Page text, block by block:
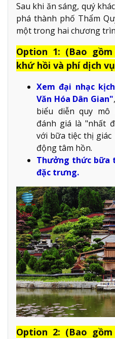
Sau khi ăn sáng, quý
phá thành phố Thẩm
một trong hai chương
Option 1: (Bao
khứ hồi và phí dịch
Xem đại nhạc
Văn Hóa Dân Gian"
biểu diễn quy mô
đánh giá là "nhất
với bữa tiệc thị giác
động tâm hồn.
Thưởng thức bữa
đặc trưng.
Option 2: (Bao